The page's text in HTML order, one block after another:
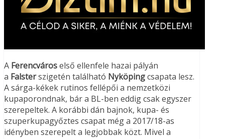
A Ferencvároselső ellenfele hazai pályán
a Falsterszigetén található Nyköpingcsapata lesz.
A sárga-kékek rutinos fellépői a nemzetközi
kupaporondnak, bár a BL-ben eddig csak egyszer
szerepeltek. A korábbi dán bajnok, kupa- és
szuperkupagyőztes csapat még a 2017/18-as
idényben szerepelt a legjobbak közt. Mivel a